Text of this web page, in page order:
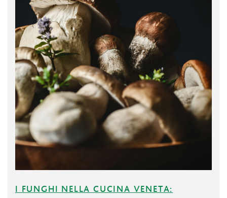
I FUNGHI NELLA CUCINA VENETA: